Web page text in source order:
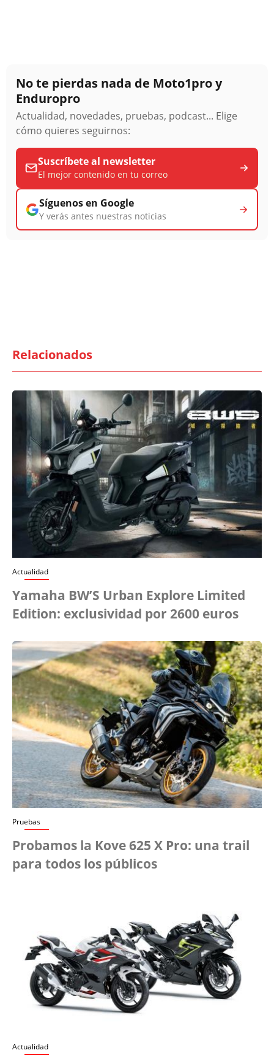
No te pierdas nada de Moto1pro y
Enduropro
Actualidad, novedades, pruebas, podcast... Elige
cómo quieres seguirnos:
Suscríbete al newsletter
El mejor contenido en tu correo
Síguenos en Google
Y verás antes nuestras noticias
Relacionados
Actualidad
Yamaha BW’S Urban Explore Limited
Edition: exclusividad por 2600 euros
Pruebas
Probamos la Kove 625 X Pro: una trail
para todos los públicos
Actualidad